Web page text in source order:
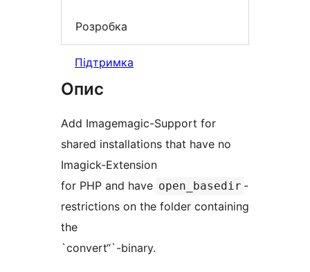
Розробка
Підтримка
Опис
Add Imagemagic-Support for
shared installations that have no
Imagick-Extension
for PHP and have open_basedir -
restrictions on the folder containing
the
`convert“`-binary.